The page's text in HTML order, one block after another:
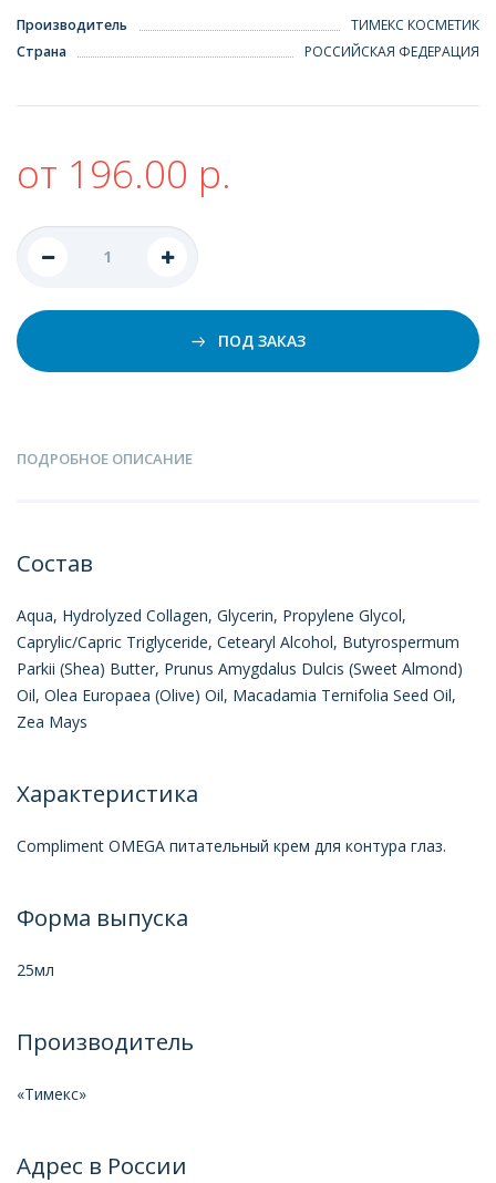
Производитель
ТИМЕКС КОСМЕТИК
Страна
РОССИЙСКАЯ ФЕДЕРАЦИЯ
от 196.00 р.
ПОД ЗАКАЗ
ПОДРОБНОЕ ОПИСАНИЕ
Состав
Aqua, Hydrolyzed Collagen, Glycerin, Propylene Glycol,
Caprylic/Capric Triglyceride, Cetearyl Alcohol, Butyrospermum
Parkii (Shea) Butter, Prunus Amygdalus Dulcis (Sweet Almond)
Oil, Olea Europaea (Olive) Oil, Macadamia Ternifolia Seed Oil,
Zea Mays
Характеристика
Compliment OMEGA питательный крем для контура глаз.
Форма выпуска
25мл
Производитель
«Тимекс»
Адрес в России